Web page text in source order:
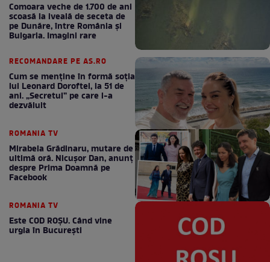
Comoara veche de 1.700 de ani
scoasă la iveală de seceta de
pe Dunăre, între România şi
Bulgaria. Imagini rare
RECOMANDARE PE AS.RO
Cum se menţine în formă soţia
lui Leonard Doroftei, la 51 de
ani. „Secretul” pe care l-a
dezvăluit
ROMANIA TV
Mirabela Grădinaru, mutare de
ultimă oră. Nicuşor Dan, anunţ
despre Prima Doamnă pe
Facebook
ROMANIA TV
Este COD ROŞU. Când vine
urgia în Bucureşti